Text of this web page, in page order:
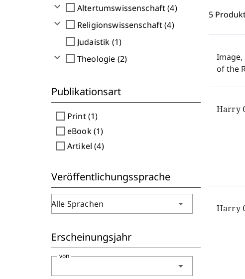
expand_more check_box_outline_blank Altertumswissenschaft (4)
expand_more check_box_outline_blank Religionswissenschaft (4)
check_box_outline_blank Judaistik (1)
expand_more check_box_outline_blank Theologie (2)
Publikationsart
check_box_outline_blank Print (1)
check_box_outline_blank eBook (1)
check_box_outline_blank Artikel (4)
Veröffentlichungssprache
Alle Sprachen arrow_drop_down
Erscheinungsjahr
arrow_drop_down
von
5
Image,
of the
Harry
Harry